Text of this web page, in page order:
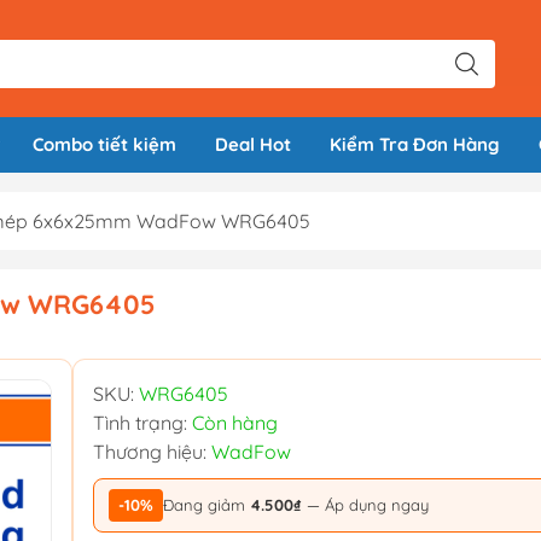
Combo tiết kiệm Deal Hot Kiểm Tra Đơn Hàng
6x6x25mm WadFow WRG6405
WRG6405
SKU: WRG6405
Tình trạng: Còn hàng
Thương hiệu: WadFow
-10% Đang giảm 4.500₫ — Áp dụng ngay